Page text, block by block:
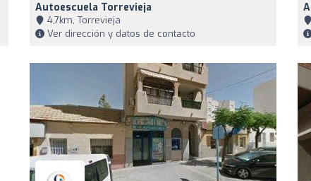
Autoescuela Torrevieja
4,7km, Torrevieja
Ver dirección y datos de contacto